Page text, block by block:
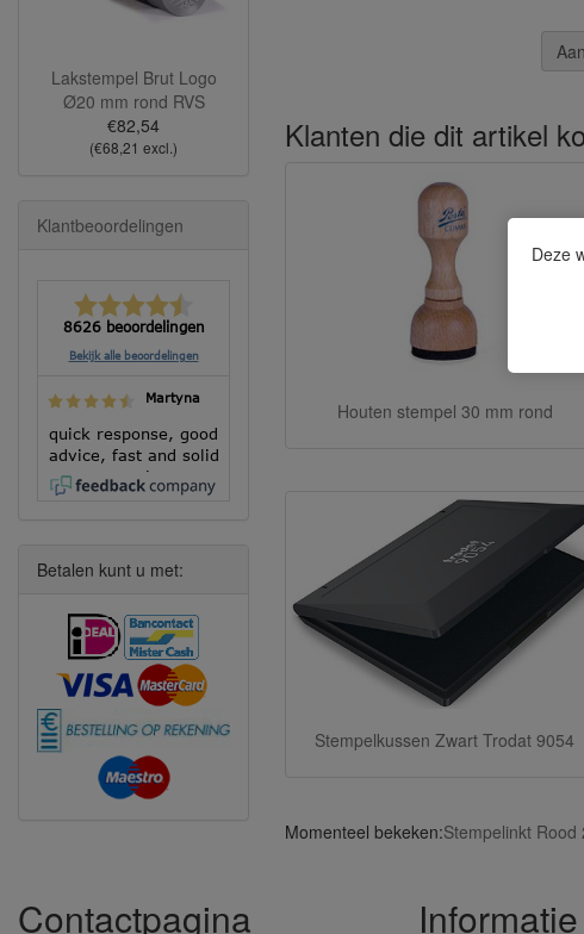
Deze
Klanten die dit artikel
Houten stempel 30 mm rond
Stempelkussen Zwart Trodat 9054
Momenteel bekeken:Stempelinkt
Lakstempel Brut Logo
Ø20 mm rond RVS
€82,54
(€68,21 excl.)
Klantbeoordelingen
8626 beoordelingen
Bekijk alle beoordelingen
Martyna
quick response, good
advice, fast and solid
execution!
Betalen kunt u met:
Contactpagina Informatie